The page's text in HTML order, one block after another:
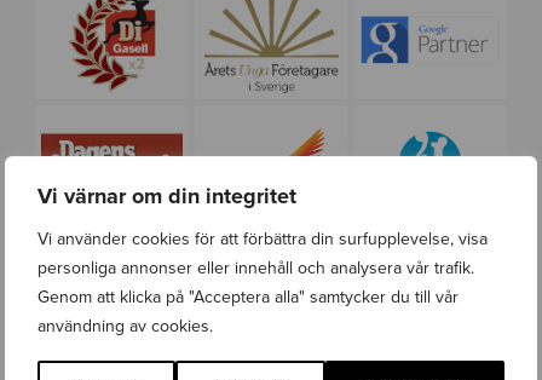
Vi värnar om din integritet
Vi använder cookies för att förbättra din surfupplevelse, visa
personliga annonser eller innehåll och analysera vår trafik.
Genom att klicka på "Acceptera alla" samtycker du till vår
användning av cookies.